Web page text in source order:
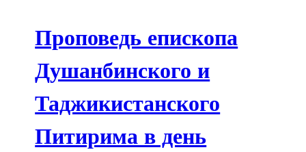
Проповедь епископа
Душанбинского и
Таджикистанского
Питирима в день